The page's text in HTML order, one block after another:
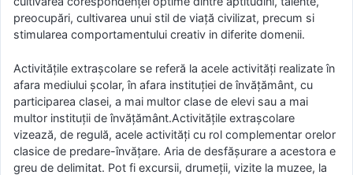
preocupări, cultivarea unui stil de viaţă civilizat, precum si
stimularea comportamentului creativ in diferite domenii.
Activitățile extrașcolare se referă la acele activități realizate în
afara mediului școlar, în afara instituției de învățământ, cu
participarea clasei, a mai multor clase de elevi sau a mai
multor instituții de învățământ.Activitățile extrașcolare
vizează, de regulă, acele activități cu rol complementar orelor
clasice de predare-învățare. Aria de desfășurare a acestora e
greu de delimitat. Pot fi excursii, drumeții, vizite la muzee, la